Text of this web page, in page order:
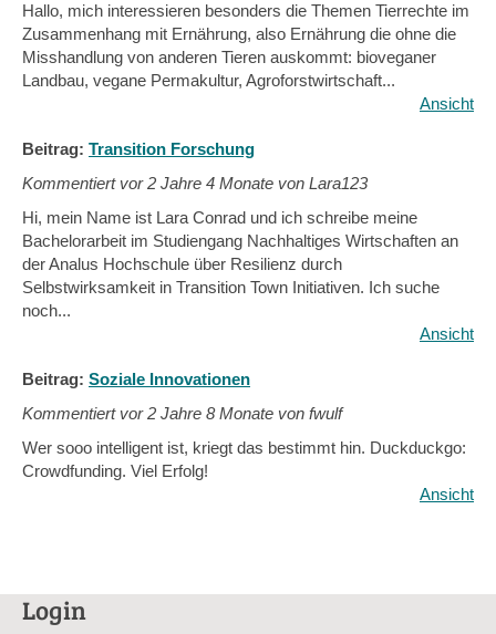
Hallo, mich interessieren besonders die Themen Tierrechte im
Zusammenhang mit Ernährung, also Ernährung die ohne die
Misshandlung von anderen Tieren auskommt: bioveganer
Landbau, vegane Permakultur, Agroforstwirtschaft...
Ansicht
Beitrag: Transition Forschung
Kommentiert vor2 Jahre 4 Monate von Lara123
Hi, mein Name ist Lara Conrad und ich schreibe meine
Bachelorarbeit im Studiengang Nachhaltiges Wirtschaften an
der Analus Hochschule über Resilienz durch
Selbstwirksamkeit in Transition Town Initiativen. Ich suche
noch...
Ansicht
Beitrag: Soziale Innovationen
Kommentiert vor2 Jahre 8 Monate von fwulf
Wer sooo intelligent ist, kriegt das bestimmt hin. Duckduckgo:
Crowdfunding. Viel Erfolg!
Ansicht
Login